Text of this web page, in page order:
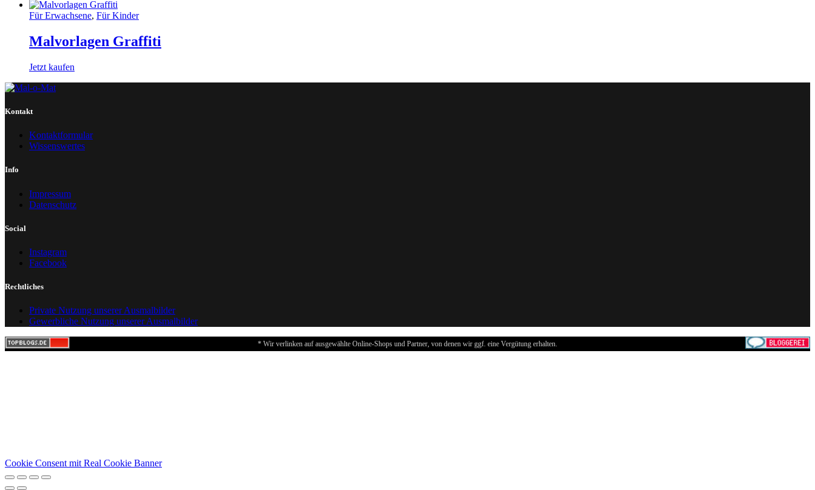
Für Erwachsene, Für Kinder
Malvorlagen Graffiti
Jetzt kaufen
Kontakt
Kontaktformular
Wissenswertes
Info
Impressum
Datenschutz
Social
Instagram
Facebook
Rechtliches
Private Nutzung unserer Ausmalbilder
Gewerbliche Nutzung unserer Ausmalbilder
* Wir verlinken auf ausgewählte Online-Shops und Partner, von denen wir ggf. eine Vergütung erhalten.
Cookie Consent mit Real Cookie Banner